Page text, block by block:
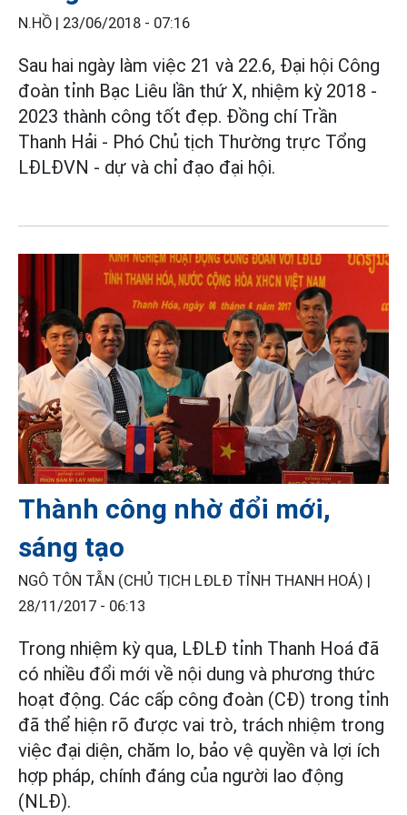
N.HỒ | 23/06/2018 - 07:16
Sau hai ngày làm việc 21 và 22.6, Đại hội Công
đoàn tỉnh Bạc Liêu lần thứ X, nhiệm kỳ 2018 -
2023 thành công tốt đẹp. Đồng chí Trần
Thanh Hải - Phó Chủ tịch Thường trực Tổng
LĐLĐVN - dự và chỉ đạo đại hội.
Thành công nhờ đổi mới,
sáng tạo
NGÔ TÔN TẪN (CHỦ TỊCH LĐLĐ TỈNH THANH HOÁ) |
28/11/2017 - 06:13
Trong nhiệm kỳ qua, LĐLĐ tỉnh Thanh Hoá đã
có nhiều đổi mới về nội dung và phương thức
hoạt động. Các cấp công đoàn (CĐ) trong tỉnh
đã thể hiện rõ được vai trò, trách nhiệm trong
việc đại diện, chăm lo, bảo vệ quyền và lợi ích
hợp pháp, chính đáng của người lao động
(NLĐ).